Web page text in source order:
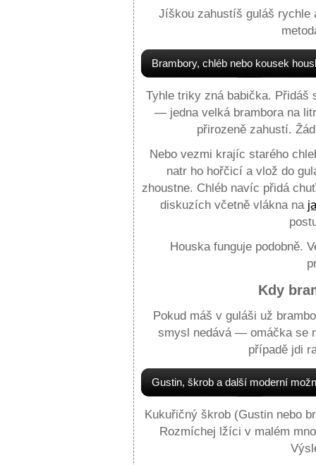
Jíškou zahustíš guláš rychle
Brambory, chléb nebo kousek
Tyhle triky zná babička. Přidáš
— jedna velká brambora na
přirozeně zahustí.
Nebo vezmi krajíc starého
natr ho hořčicí a vlož do
zhoustne. Chléb navíc přidá
diskuzích včetně vlákna na
Houska funguje podobně.
Kdy
Pokud máš v guláši už
smysl nedává — omáčka se
případě jdi
Gustin, škrob a další moderní
Kukuřičný škrob (Gustin nebo
Rozmíchej lžíci v malém